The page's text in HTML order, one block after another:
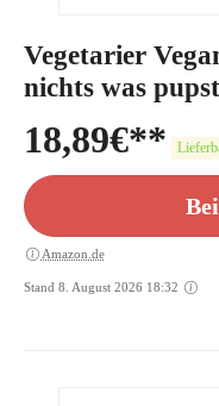
Vegetarier
nichts was
18,89€
Amazon.de
Stand 8. August 2026 18:32